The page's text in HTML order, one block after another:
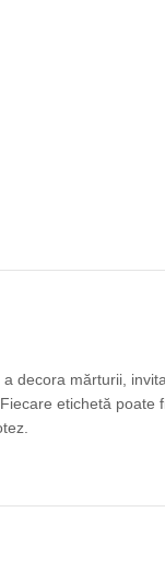
decora mărturii,
etichetă